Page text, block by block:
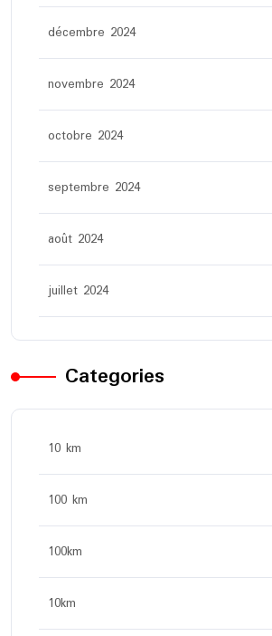
décembre 2024
novembre 2024
octobre 2024
septembre 2024
août 2024
juillet 2024
Categories
10 km
100 km
100km
10km